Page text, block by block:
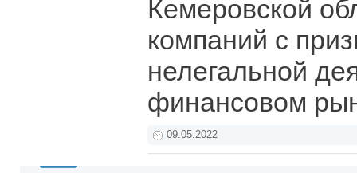
Кемеровской
компаний с
нелегальной
финансовом
09.05.2022